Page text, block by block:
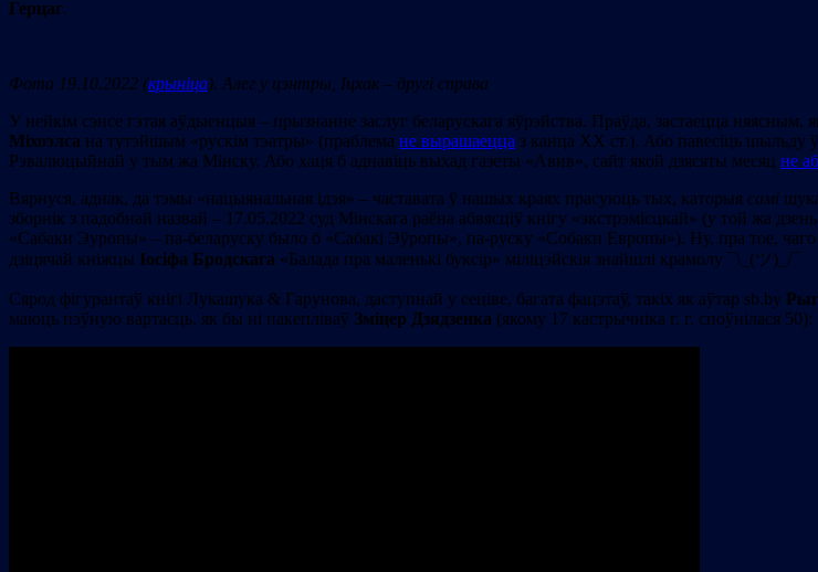
Герцаг.
Фота 19.10.2022 (крыніца). Алег у цэнтры, Іцхак – другі справа
У нейкім сэнсе гэтая аўдыенцыя – прызнанне заслуг беларускага яўрэйства. Праўда, застаецца
Міхоэлса на тутэйшым «рускім тэатры» (праблема не вырашаецца з канца ХХ ст.). Або павесіць шыльду
Рэвалюцыйнай у тым жа Мінску. Або хаця б аднавіць выхад газеты «Авив», сайт якой дзясяты месяц не
Вярнуся, аднак, да тэмы «нацыянальная ідэя» – частавата ў нашых краях прасуюць тых, каторыя самі
зборнік з падобнай назвай – 17.05.2022 суд Мінскага раёна абвясціў кнігу «экстрэмісцкай» (у той жа
«Сабаки Эуропы» – па-беларуску было б «Сабакі Эўропы», па-руску «Собаки Европы»). Ну, пра тое, чаго
дзіцячай кніжцы Іосіфа Бродскага «Балада пра маленькі буксір» міліцэйскія знайшлі крамолу ¯\_(ツ)_/¯
Сярод фігурантаў кнігі Лукашука & Гарунова, даступнай у сеціве, багата фацэтаў, такіх як аўтар sb.by
маюць пэўную вартасць, як бы ні пакепліваў Зміцер Дзядзенка (якому 17 кастрычніка г. г. споўнілася 50):